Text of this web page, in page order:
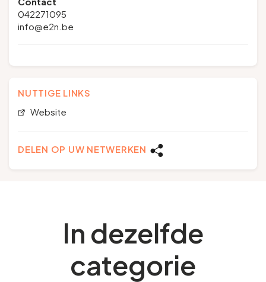
042271095
info@e2n.be
NUTTIGE LINKS
Website
DELEN OP UW NETWERKEN
In dezelfde
categorie